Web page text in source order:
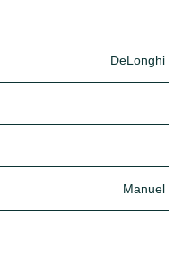
DeLonghi
Manuel